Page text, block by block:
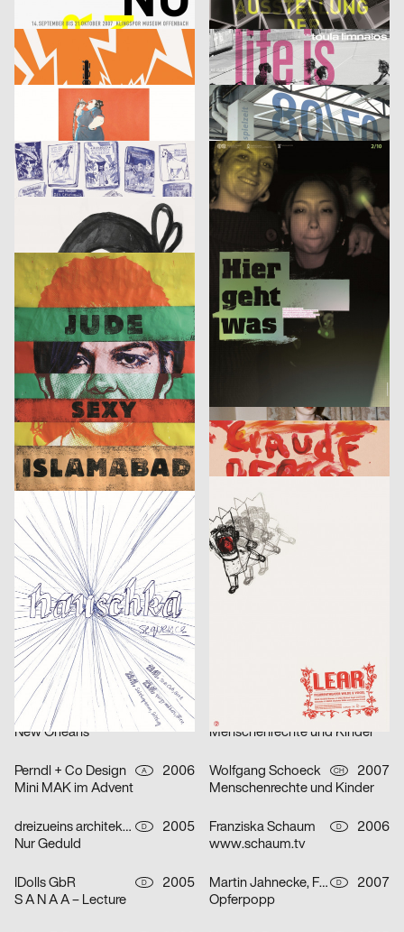
Klingspor Museum 2007
Finale. Ausstellung der Diplomarbeiten
2007
tesla medien ›kunst‹ labor 2007
cyan (Daniela Haufe + Detlef Fiedler) D
2007
cie. toula limnaios: life is perfect
din jank visuelle kommunikation, Fritz Beck, Doris Weber D
2007
Image
Jana Garberg D
2007
Armin Abmeier und die Tollen Hefte
Christof Nardin, Anna-Nora Szilit, Christian Feurstein, Martin Fetz
2007
Landjäger No.3 – Fleisch
Euro RSCG Düsseldorf
2007
D
2007
Identikit
Volker Pfüller
Bilderlesen
McCann Erickson Gesellschaft m.b.H. A
2005
Heinecken X-Mas
3007
2006
It’s never too late to have a happy childhood
strichpunkt D
2007
Der fliegende Holländer
2005
Thomas Matthaeus Müller
2006
Phantome
strichpunkt D
2007
Pelléas et Mélisande
Fons Hickmann m23 D
2005
sequence
Robert Voss
Lear
Volker Kühn
2006
Jenny Scobel
Emerging Designers
lollekundbollek.de D
2006
Total Recall 2006
Sebastian Cremers, Daniel Schludi D
2005
Lost Identity
2006
Friedrich Schiller: Wallenstein
2xGoldstein
2005
New Orleans
Fabienne Angehrn CH
2007
Menschenrechte und Kinder
Perndl + Co Design A
2006
Mini MAK im Advent
Wolfgang Schoeck CH
2007
Menschenrechte und Kinder
dreizueins architekturdesigngrafik für Group.IE D
2005
Nur Geduld
Franziska Schaum D
2006
www.schaum.tv
IDolls GbR D
2005
S A N A A – Lecture
Martin Jahnecke, Friederike Kühne, Bastian Renner, Jana Steffen D
2007
Opferpopp